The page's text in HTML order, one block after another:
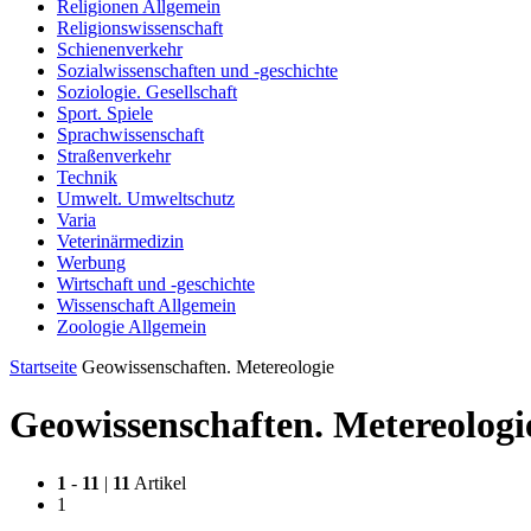
Religionen Allgemein
Religionswissenschaft
Schienenverkehr
Sozialwissenschaften und -geschichte
Soziologie. Gesellschaft
Sport. Spiele
Sprachwissenschaft
Straßenverkehr
Technik
Umwelt. Umweltschutz
Varia
Veterinärmedizin
Werbung
Wirtschaft und -geschichte
Wissenschaft Allgemein
Zoologie Allgemein
Startseite Geowissenschaften. Metereologie
Geowissenschaften.
1 - 11 | 11 Artikel
1